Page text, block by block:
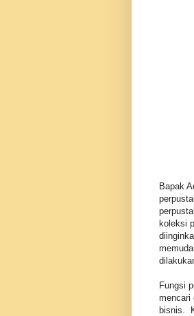
Bapak
koleksi
Fungsi
mencari
bisnis.